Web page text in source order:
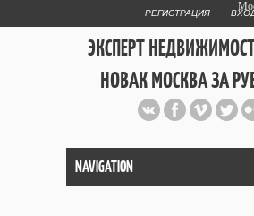
РЕГИСТРАЦИЯ
ЭКСПЕРТ
НОВАК МОСКВА ЗА
Публичный сайт
web дизайнера+7 903
NAVIGATION